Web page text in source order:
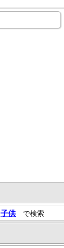
子供で検索